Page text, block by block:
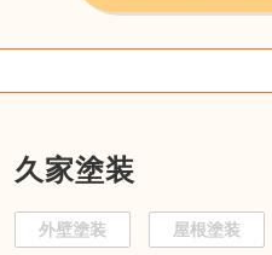
久家塗装
外壁塗装 屋根塗装